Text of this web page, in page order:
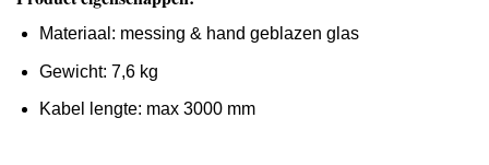
Materiaal: messing & hand geblazen glas
Gewicht: 7,6 kg
Kabel lengte: max 3000 mm